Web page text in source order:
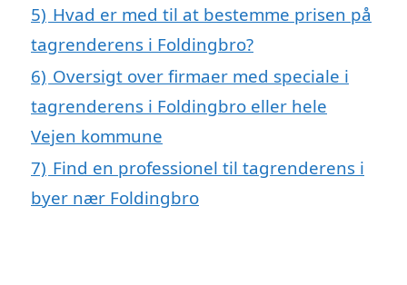
5) Hvad er med til at bestemme prisen på
tagrenderens i Foldingbro?
6) Oversigt over firmaer med speciale i
tagrenderens i Foldingbro eller hele
Vejen kommune
7) Find en professionel til tagrenderens i
byer nær Foldingbro